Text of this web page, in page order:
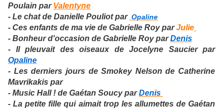
Poulain par Valentyne
- Le chat de Danielle Pouliot par Opaline
- Ces enfants de ma vie de Gabrielle Roy parJulie
- Bonheur d'occasion de Gabrielle Roy parDenis
- Il pleuvait des oiseaux de Jocelyne Saucier par
Opaline
- Les derniers jours de Smokey Nelson de Catherine
Mavrikakis par
- Music Hall ! de Gaétan Soucy parDenis
- La petite fille qui aimait trop les allumettes de Gaétan